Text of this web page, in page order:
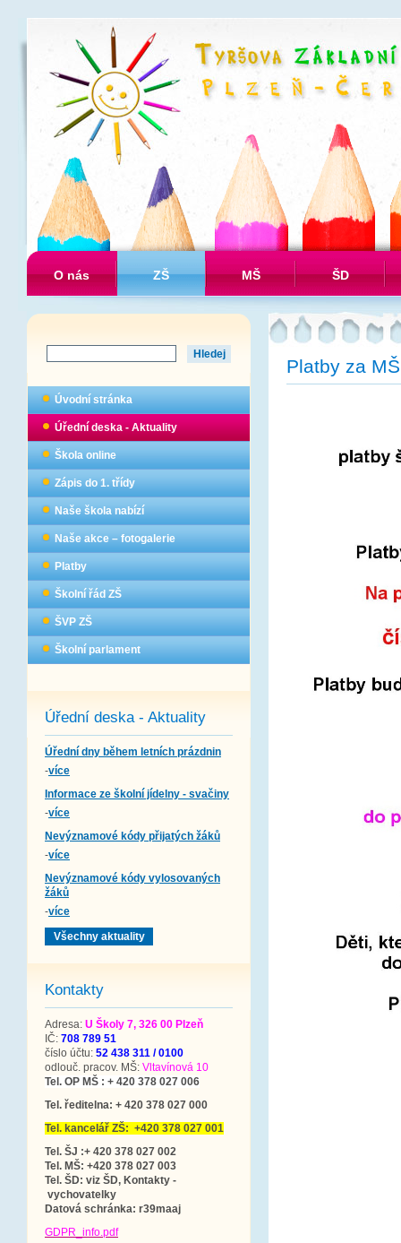
O nás ZŠ MŠ ŠD
Úvodní stránka
Úřední deska - Aktuality
Škola online
Zápis do 1. třídy
Naše škola nabízí
Naše akce – fotogalerie
Platby
Školní řád ZŠ
ŠVP ZŠ
Školní parlament
Úřední deska - Aktuality
Úřední dny během letních prázdnin
-více
Informace ze školní jídelny - svačiny
-více
Nevýznamové kódy přijatých žáků
-více
Nevýznamové kódy vylosovaných
žáků
-více
Všechny aktuality
Kontakty
Adresa: U Školy 7, 326 00 Plzeň
IČ: 708 789 51
číslo účtu: 52 438 311 / 0100
odlouč. pracov. MŠ: Vltavínová 10
Tel. OP MŠ : + 420 378 027 006
Tel. ředitelna: + 420 378 027 000
Tel. kancelář ZŠ: +420 378 027 001
Tel. ŠJ :+ 420 378 027 002
Tel. MŠ: +420 378 027 003
Tel. ŠD: viz ŠD, Kontakty -
vychovatelky
Datová schránka: r39maaj
GDPR_info.pdf
Platby za